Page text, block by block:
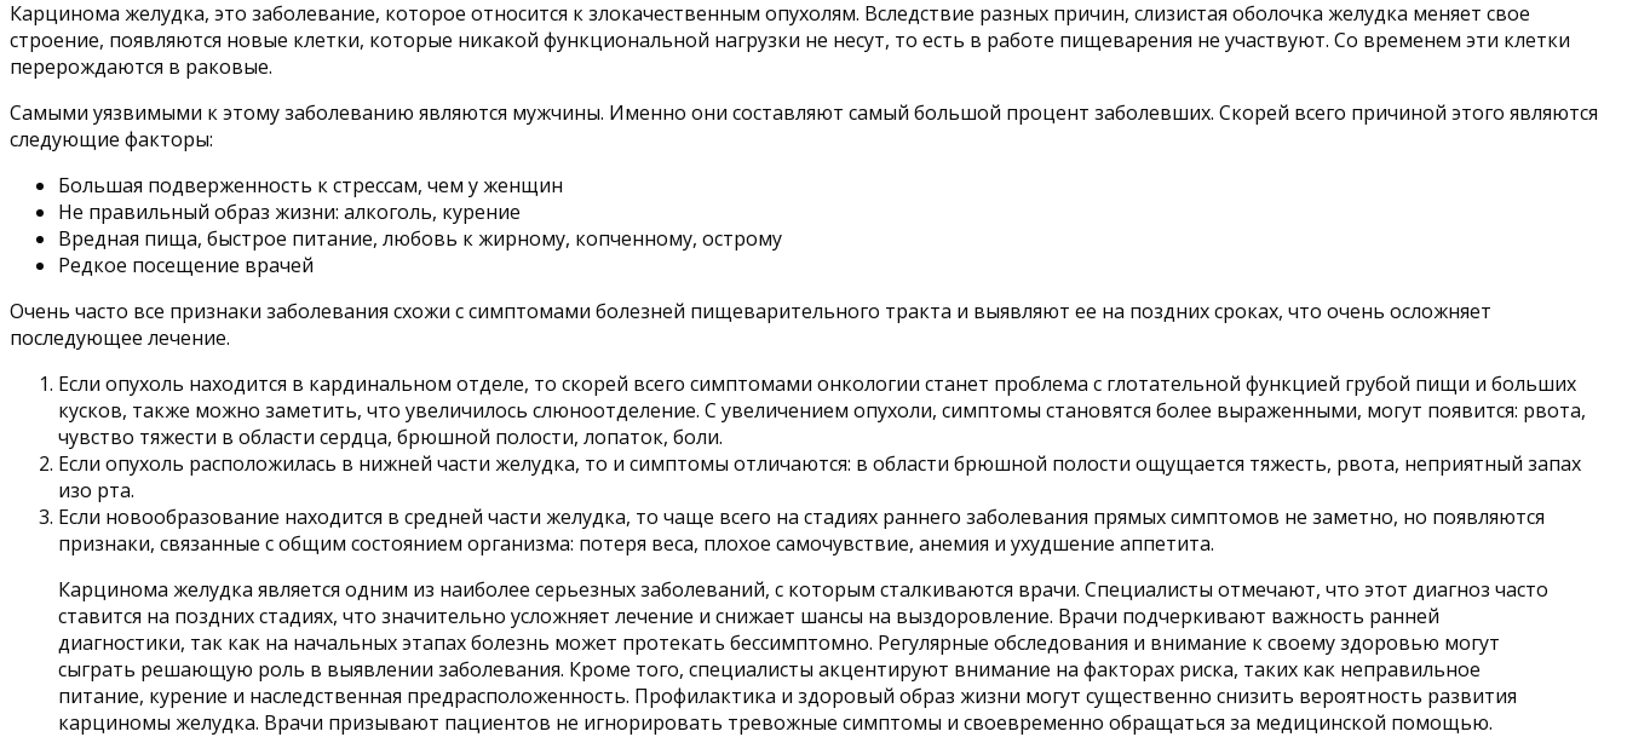
Карцинома желудка, это заболевание, которое относится к злокачественным опухолям. Вследствие разных причин, слизистая оболочка желудка меняет свое
строение, появляются новые клетки, которые никакой функциональной нагрузки не несут, то есть в работе пищеварения не участвуют. Со временем эти клетки
перерождаются в раковые.
Самыми уязвимыми к этому заболеванию являются мужчины. Именно они составляют самый большой процент заболевших. Скорей всего причиной этого являются
следующие факторы:
Большая подверженность к стрессам, чем у женщин
Не правильный образ жизни: алкоголь, курение
Вредная пища, быстрое питание, любовь к жирному, копченному, острому
Редкое посещение врачей
Очень часто все признаки заболевания схожи с симптомами болезней пищеварительного тракта и выявляют ее на поздних сроках, что очень осложняет
последующее лечение.
Если опухоль находится в кардинальном отделе, то скорей всего симптомами онкологии станет проблема с глотательной функцией грубой пищи и больших
кусков, также можно заметить, что увеличилось слюноотделение. С увеличением опухоли, симптомы становятся более выраженными, могут появится: рвота,
чувство тяжести в области сердца, брюшной полости, лопаток, боли.
Если опухоль расположилась в нижней части желудка, то и симптомы отличаются: в области брюшной полости ощущается тяжесть, рвота, неприятный запах
изо рта.
Если новообразование находится в средней части желудка, то чаще всего на стадиях раннего заболевания прямых симптомов не заметно, но появляются
признаки, связанные с общим состоянием организма: потеря веса, плохое самочувствие, анемия и ухудшение аппетита.
Карцинома желудка является одним из наиболее серьезных заболеваний, с которым сталкиваются врачи. Специалисты отмечают, что этот диагноз часто
ставится на поздних стадиях, что значительно усложняет лечение и снижает шансы на выздоровление. Врачи подчеркивают важность ранней
диагностики, так как на начальных этапах болезнь может протекать бессимптомно. Регулярные обследования и внимание к своему здоровью могут
сыграть решающую роль в выявлении заболевания. Кроме того, специалисты акцентируют внимание на факторах риска, таких как неправильное
питание, курение и наследственная предрасположенность. Профилактика и здоровый образ жизни могут существенно снизить вероятность развития
карциномы желудка. Врачи призывают пациентов не игнорировать тревожные симптомы и своевременно обращаться за медицинской помощью.